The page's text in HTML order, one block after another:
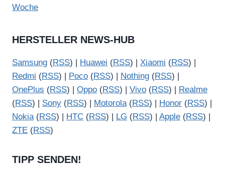
Woche
HERSTELLER NEWS-HUB
Samsung (RSS) | Huawei (RSS) | Xiaomi (RSS) |
Redmi (RSS) | Poco (RSS) | Nothing (RSS) |
OnePlus (RSS) | Oppo (RSS) | Vivo (RSS) |
Realme
(RSS) | Sony (RSS) | Motorola(RSS) | Honor (RSS) |
Nokia(RSS) | HTC (RSS) | LG (RSS) | Apple (RSS) |
ZTE (RSS)
TIPP SENDEN!